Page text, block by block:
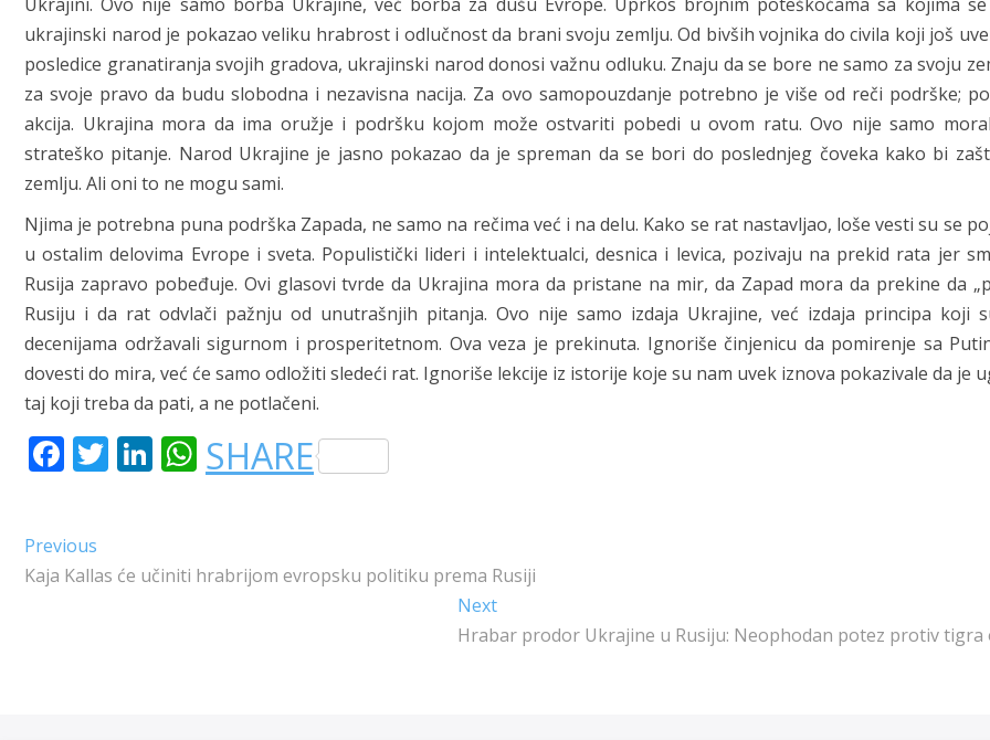
ukrajinski narod je pokazao veliku hrabrost i odlučnost da brani svoju zemlju. Od bivših vojnika do civila koji još
posledice granatiranja svojih gradova, ukrajinski narod donosi važnu odluku. Znaju da se bore ne samo za svoju
za svoje pravo da budu slobodna i nezavisna nacija. Za ovo samopouzdanje potrebno je više od reči podrške;
akcija. Ukrajina mora da ima oružje i podršku kojom može ostvariti pobedi u ovom ratu. Ovo nije samo
strateško pitanje. Narod Ukrajine je jasno pokazao da je spreman da se bori do poslednjeg čoveka kako bi
zemlju. Ali oni to ne mogu sami.
Njima je potrebna puna podrška Zapada, ne samo na rečima već i na delu. Kako se rat nastavljao, loše vesti su se
u ostalim delovima Evrope i sveta. Populistički lideri i intelektualci, desnica i levica, pozivaju na prekid rata jer
Rusija zapravo pobeđuje. Ovi glasovi tvrde da Ukrajina mora da pristane na mir, da Zapad mora da prekine da
Rusiju i da rat odvlači pažnju od unutrašnjih pitanja. Ovo nije samo izdaja Ukrajine, već izdaja principa koji
decenijama održavali sigurnom i prosperitetnom. Ova veza je prekinuta. Ignoriše činjenicu da pomirenje sa
dovesti do mira, već će samo odložiti sledeći rat. Ignoriše lekcije iz istorije koje su nam uvek iznova pokazivale da je
taj koji treba da pati, a ne potlačeni.
F
E
B
T
T
E
LI
E
DI
W
H
T
S
SHARE
Kretanje
članka
Previous
post:
Kaja Kallas će učiniti hrabrijom evropsku politiku prema Rusiji
NextNext
post:
Hrabar prodor Ukrajine u Rusiju: Neophodan potez protiv tigra